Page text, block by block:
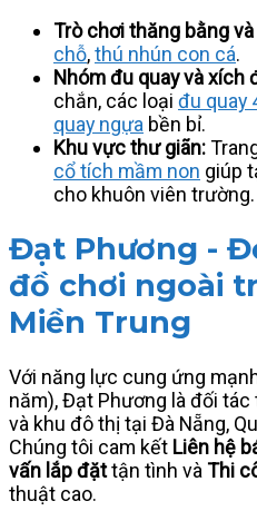
Trò chơi thăng bằng
chỗ,thú nhún con cá.
Nhóm đu quay và xích
chắn, các loại đu quay
quay ngựa bền bỉ.
Khu vực thư giãn:
cổ tích mầm non giúp
cho khuôn viên trường.
Đạt Phương -
đồ chơi ngoài
Miền Trung
Với năng lực cung ứng
năm), Đạt Phương là đối
và khu đô thị tại Đà Nẵng,
Chúng tôi cam kết Liên hệ
vấn lắp đặttận tình và Thi
thuật cao.